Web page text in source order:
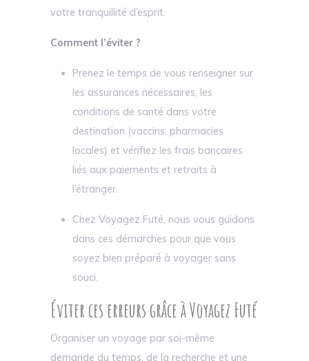
votre tranquillité d’esprit.
Comment l’éviter ?
Prenez le temps de vous renseigner sur
les assurances nécessaires, les
conditions de santé dans votre
destination (vaccins, pharmacies
locales) et vérifiez les frais bancaires
liés aux paiements et retraits à
l’étranger.
Chez Voyagez Futé, nous vous guidons
dans ces démarches pour que vous
soyez bien préparé à voyager sans
souci.
Éviter ces erreurs grâce à Voyagez Futé
Organiser un voyage par soi-même
demande du temps, de la recherche et une